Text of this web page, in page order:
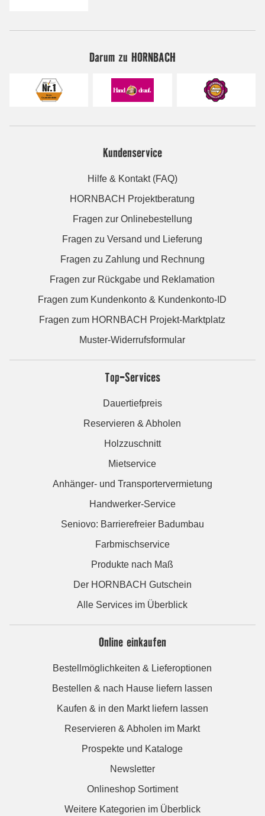
Darum zu HORNBACH
Kundenservice
Hilfe & Kontakt (FAQ)
HORNBACH Projektberatung
Fragen zur Onlinebestellung
Fragen zu Versand und Lieferung
Fragen zu Zahlung und Rechnung
Fragen zur Rückgabe und Reklamation
Fragen zum Kundenkonto & Kundenkonto-ID
Fragen zum HORNBACH Projekt-Marktplatz
Muster-Widerrufsformular
Top-Services
Dauertiefpreis
Reservieren & Abholen
Holzzuschnitt
Mietservice
Anhänger- und Transportervermietung
Handwerker-Service
Seniovo: Barrierefreier Badumbau
Farbmischservice
Produkte nach Maß
Der HORNBACH Gutschein
Alle Services im Überblick
Online einkaufen
Bestellmöglichkeiten & Lieferoptionen
Bestellen & nach Hause liefern lassen
Kaufen & in den Markt liefern lassen
Reservieren & Abholen im Markt
Prospekte und Kataloge
Newsletter
Onlineshop Sortiment
Weitere Kategorien im Überblick